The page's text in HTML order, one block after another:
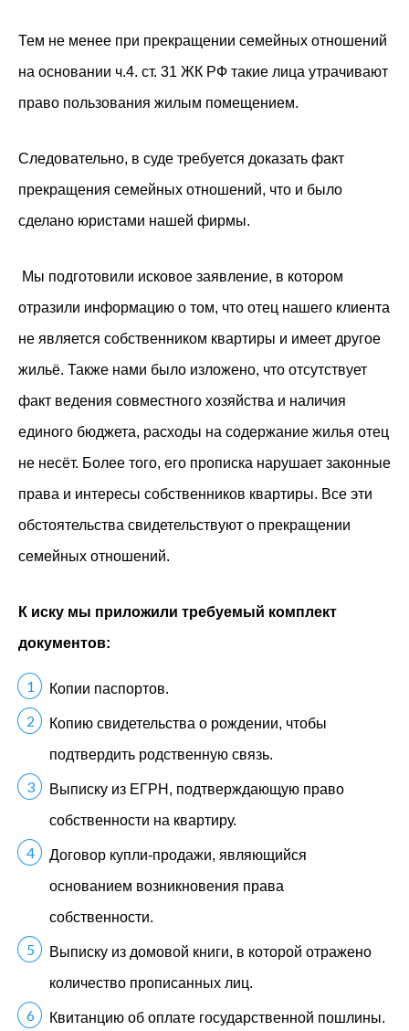
Тем не менее при прекращении семейных отношений
на основании ч.4. ст. 31 ЖК РФ такие лица утрачивают
право пользования жилым помещением.
Следовательно, в суде требуется доказать факт
прекращения семейных отношений, что и было
сделано юристами нашей фирмы.
Мы подготовили исковое заявление, в котором
отразили информацию о том, что отец нашего клиента
не является собственником квартиры и имеет другое
жильё. Также нами было изложено, что отсутствует
факт ведения совместного хозяйства и наличия
единого бюджета, расходы на содержание жилья отец
не несёт. Более того, его прописка нарушает законные
права и интересы собственников квартиры. Все эти
обстоятельства свидетельствуют о прекращении
семейных отношений.
К иску мы приложили требуемый комплект
документов:
Копии паспортов.
Копию свидетельства о рождении, чтобы
подтвердить родственную связь.
Выписку из ЕГРН, подтверждающую право
собственности на квартиру.
Договор купли-продажи, являющийся
основанием возникновения права
собственности.
Выписку из домовой книги, в которой отражено
количество прописанных лиц.
Квитанцию об оплате государственной пошлины.